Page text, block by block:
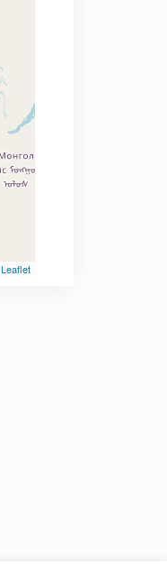
Leaflet